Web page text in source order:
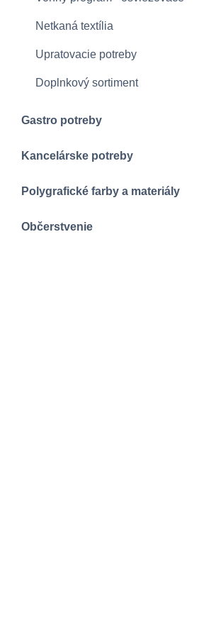
Netkaná textília
Upratovacie potreby
Doplnkový sortiment
Gastro potreby
Kancelárske potreby
Polygrafické farby a materiály
Občerstvenie